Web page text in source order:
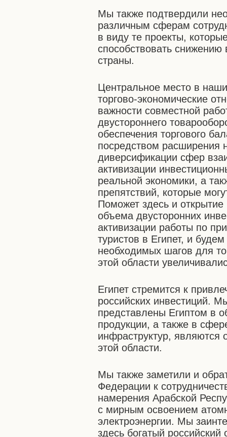
Мы также подтвердили
различным сферам
в виду те проекты,
способствовать
страны.
Центральное место в
торгово-экономические
важности совместной
двустороннего
обеспечения торгового
посредством расширения
диверсификации сфер
активизации
реальной экономики, а
препятствий, которые
Поможет здесь и
объема двусторонних
активизации работы по
туристов в Египет, и
необходимых шагов для
этой области
Египет стремится к
российских инвестиций.
представлены Египтом в
продукции, а также в
инфраструктур,
этой области.
Мы также заметили и
Федерации к
намерения Арабской
с мирным освоением
электроэнергии. Мы
здесь богатый